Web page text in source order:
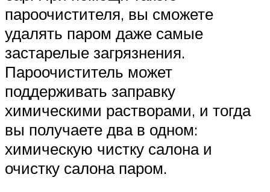
пароочистителя, вы сможете
удалять паром даже самые
застарелые загрязнения.
Пароочиститель может
поддерживать заправку
химическими растворами, и тогда
вы получаете два в одном:
химическую чистку салона и
очистку салона паром.